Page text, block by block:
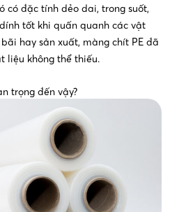
có đặc tính dẻo dai, trong suốt,
tốt khi quấn quanh các vật
hay sản xuất, màng chít PE đã
liệu không thể thiếu.
trọng đến vậy?